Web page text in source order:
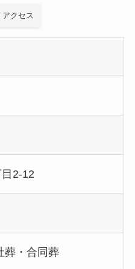
アクセス
2-12
葬・合同葬